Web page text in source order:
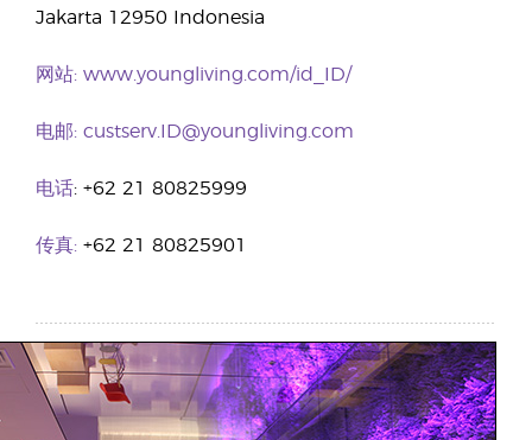
Jakarta 12950 Indonesia
网站: www.youngliving.com/id_ID/
电邮: custserv.ID@youngliving.com
电话: +62 21 80825999
传真: +62 21 80825901